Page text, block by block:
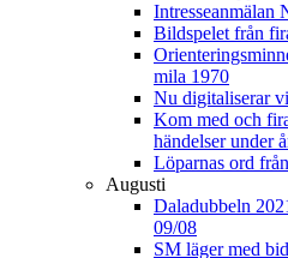
Intresseanmälan
Bildspelet från
mila 1970
Nu digitaliserar
Kom med och
händelser under
Löparnas ord
Augusti
Daladubbeln
09/08
SM läger med